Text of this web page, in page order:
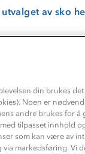
utvalget av sko
tips her⛰
din brukes det
Noen er
andre brukes for å
tilpasset innhold
som kan være av
via markedsføring. Vi